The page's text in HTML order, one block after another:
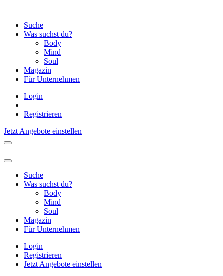
Suche
Was suchst du?
Body
Mind
Soul
Magazin
Für Unternehmen
Login
Registrieren
Jetzt Angebote einstellen
Suche
Was suchst du?
Body
Mind
Soul
Magazin
Für Unternehmen
Login
Registrieren
Jetzt Angebote einstellen